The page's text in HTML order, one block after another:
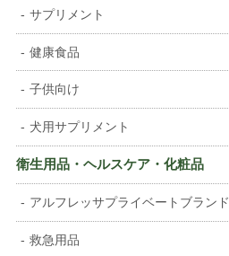
サプリメント
健康食品
子供向け
犬用サプリメント
衛生用品・ヘルスケア・化粧品
アルフレッサプライベートブランド
救急用品